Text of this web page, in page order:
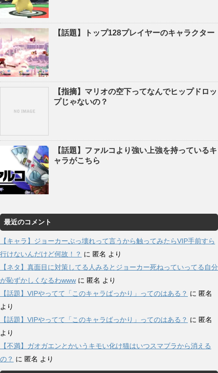
【話題】トップ128プレイヤーのキャラクター
【指摘】マリオの空下ってなんでヒップドロッ
プじゃないの？
【話題】ファルコより強い上強を持っているキ
ャラがこちら
最近のコメント
【キャラ】ジョーカーぶっ壊れって言うから触ってみたらVIP手前すら
行けないんだけど何故！？ に 匿名 より
【ネタ】真面目に対策してる人みるとジョーカー死ねっていってる自分
が恥ずかしくなるわwww に 匿名 より
【話題】VIPやってて「このキャラばっかり」ってのはある？ に 匿名
より
【話題】VIPやってて「このキャラばっかり」ってのはある？ に 匿名
より
【不満】ガオガエンとかいうキモい化け猫はいつスマブラから消える
の？ に 匿名 より